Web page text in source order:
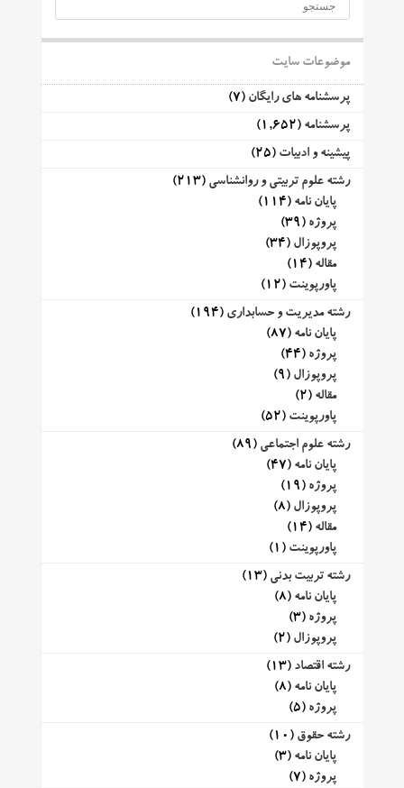
موضوعات سایت
پرسشنامه های رایگان (7)
پرسشنامه (1,652)
پیشینه و ادبیات (25)
رشته علوم تربیتی و روانشناسی (213)
پایان نامه (114)
پروژه (39)
پروپوزال (34)
مقاله (14)
پاورپوینت (12)
رشته مدیریت و حسابداری (194)
پایان نامه (87)
پروژه (44)
پروپوزال (9)
مقاله (2)
پاورپوینت (52)
رشته علوم اجتماعی (89)
پایان نامه (47)
پروژه (19)
پروپوزال (8)
مقاله (14)
پاورپوینت (1)
رشته تربیت بدنی (13)
پایان نامه (8)
پروژه (3)
پروپوزال (2)
رشته اقتصاد (13)
پایان نامه (8)
پروژه (5)
رشته حقوق (10)
پایان نامه (3)
پروژه (7)